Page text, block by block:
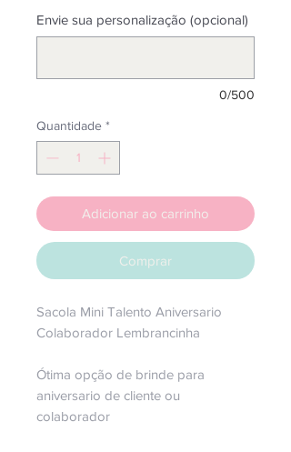
Envie sua personalização (opcional)
0/500
Quantidade *
Adicionar ao carrinho
Comprar
Sacola Mini Talento Aniversario
Colaborador Lembrancinha
Ótima opção de brinde para
aniversario de cliente ou
colaborador